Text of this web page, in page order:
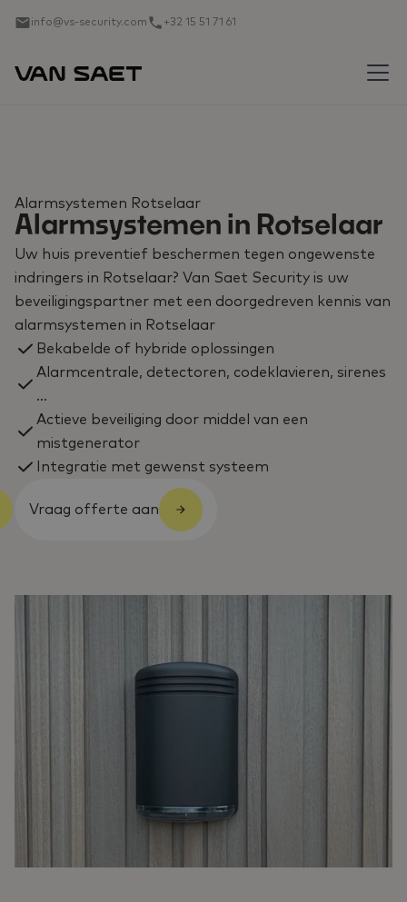
info@vs-security.com +32 15 51 71 61
Alarmsystemen Rotselaar
Alarmsystemen in Rotselaar
Uw huis preventief beschermen tegen ongewenste
indringers in Rotselaar? Van Saet Security is uw
beveiligingspartner met een doorgedreven kennis van
alarmsystemen in Rotselaar
Bekabelde of hybride oplossingen
Alarmcentrale, detectoren, codeklavieren, sirenes
...
Actieve beveiliging door middel van een
mistgenerator
Integratie met gewenst systeem
Vraag offerte aan